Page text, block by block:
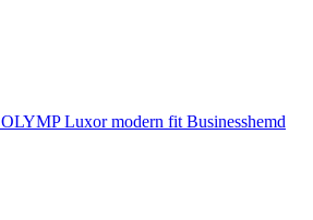
OLYMP Luxor modern fit Businesshemd